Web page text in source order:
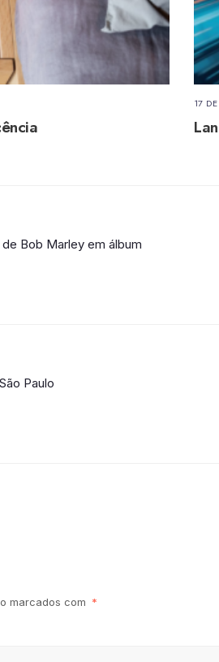
17
Bob Marley em álbum
Paulo
marcados com *